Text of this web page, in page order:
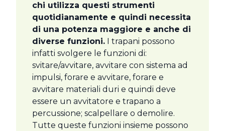
chi utilizza questi strumenti
quotidianamente e quindi necessita
di una potenza maggiore e anche di
diverse funzioni. I trapani possono
infatti svolgere le funzioni di:
svitare/avvitare, avvitare con sistema ad
impulsi, forare e avvitare, forare e
avvitare materiali duri e quindi deve
essere un avvitatore e trapano a
percussione; scalpellare o demolire.
Tutte queste funzioni insieme possono